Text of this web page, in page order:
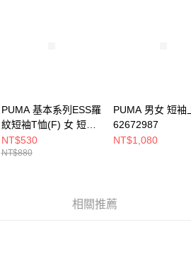
PUMA 基本系列ESS羅
紋短袖T恤(F) 女 短袖
上衣 68502187
NT$530
NT$880
PUMA 男女 短袖
62672987
NT$1,080
相關推薦